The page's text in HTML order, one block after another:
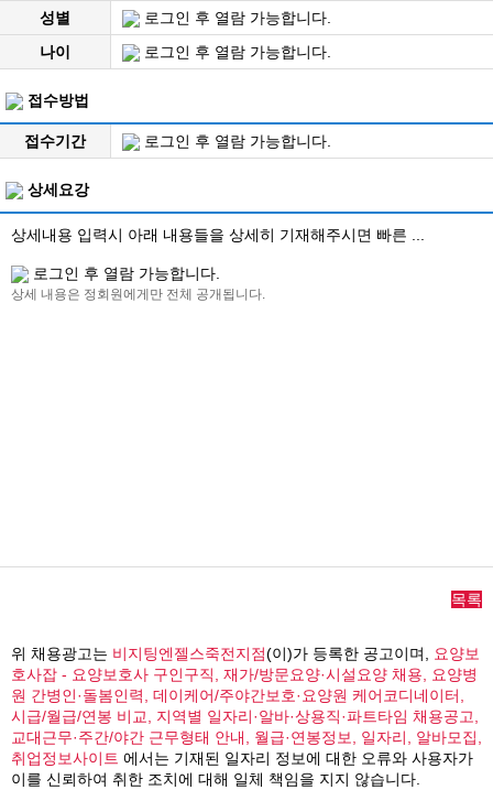
성별
로그인 후 열람 가능합니다.
나이
로그인 후 열람 가능합니다.
접수방법
접수기간 로그인 후 열람 가능합니다.
상세요강
상세내용 입력시 아래 내용들을 상세히 기재해주시면 빠른 ...
로그인 후 열람 가능합니다.
상세 내용은 정회원에게만 전체 공개됩니다.
목록
위 채용광고는 비지팅엔젤스죽전지점(이)가 등록한 공고이며,
요양보
호사잡 - 요양보호사 구인구직, 재가/방문요양·시설요양 채용, 요양병
원 간병인·돌봄인력, 데이케어/주야간보호·요양원 케어코디네이터,
시급/월급/연봉 비교, 지역별 일자리·알바·상용직·파트타임 채용공고,
교대근무·주간/야간 근무형태 안내, 월급·연봉정보, 일자리, 알바모집,
취업정보사이트 에서는 기재된 일자리 정보에 대한 오류와 사용자가
이를 신뢰하여 취한 조치에 대해 일체 책임을 지지 않습니다.